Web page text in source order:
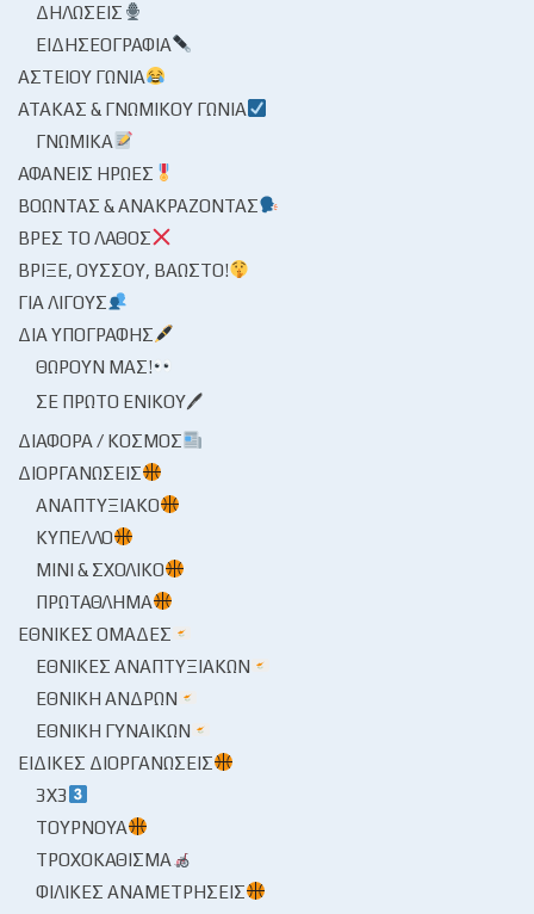
ΔΗΛΏΣΕΙΣ
ΕΙΔΗΣΕΟΓΡΑΦΊΑ
ΑΣΤΕΊΟΥ ΓΩΝΊΑ
ΑΤΆΚΑΣ & ΓΝΩΜΙΚΟΎ ΓΩΝΊΑ
ΓΝΩΜΙΚΆ
ΑΦΑΝΕΊΣ ΉΡΩΕΣ
ΒΟΏΝΤΑΣ & ΑΝΑΚΡΆΖΟΝΤΑΣ
ΒΡΕΣ ΤΟ ΛΆΘΟΣ
ΒΡΊΞΕ, ΟΎΣΣΟΥ, ΒΆΩΣΤΟ!
ΓΙΑ ΛΊΓΟΥΣ
ΔΙΑ ΥΠΟΓΡΑΦΉΣ
ΘΩΡΟΎΝ ΜΑΣ!
ΣΕ ΠΡΏΤΟ ΕΝΙΚΟΎ🖊
ΔΙΆΦΟΡΑ / ΚΌΣΜΟΣ
ΔΙΟΡΓΑΝΏΣΕΙΣ
ΑΝΑΠΤΥΞΙΑΚΌ
ΚΎΠΕΛΛΟ
ΜΊΝΙ & ΣΧΟΛΙΚΌ
ΠΡΩΤΆΘΛΗΜΑ
ΕΘΝΙΚΈΣ ΟΜΆΔΕΣ
ΕΘΝΙΚΈΣ ΑΝΑΠΤΥΞΙΑΚΏΝ
ΕΘΝΙΚΉ ΑΝΔΡΏΝ
ΕΘΝΙΚΉ ΓΥΝΑΙΚΏΝ
ΕΙΔΙΚΈΣ ΔΙΟΡΓΑΝΏΣΕΙΣ
3X3
ΤΟΥΡΝΟΥΆ
ΤΡΟΧΟΚΆΘΙΣΜΑ
ΦΙΛΙΚΈΣ ΑΝΑΜΕΤΡΉΣΕΙΣ